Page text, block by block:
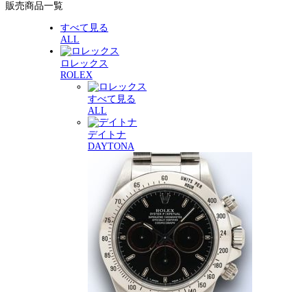
販売商品一覧
すべて見る
ALL
ロレックス
ROLEX
すべて見る
ALL
デイトナ
DAYTONA